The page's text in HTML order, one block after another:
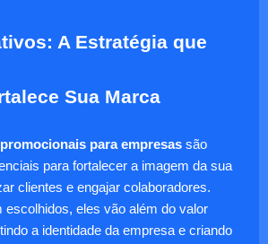
A Estratégia que
Sua Marca
para empresas são
para fortalecer a imagem da sua
clientes e engajar colaboradores.
escolhidos, eles vão além do valor
a identidade da empresa e criando